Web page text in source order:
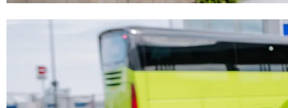
„Bolt“ paslaugos kelionei iš
Daug bagažo? Rinkitės „XL“ kategoriją – joje
Norite atvykti stilingai? Išbandykite „Bolt“